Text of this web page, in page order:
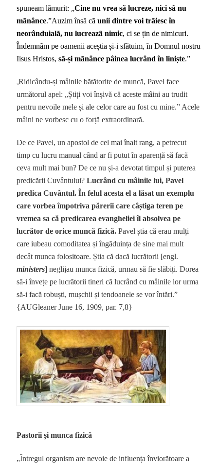
spuneam lãmurit: „Cine nu vrea sã lucreze, nici sã nu
mãnânce.”Auzim însã cãunii dintre voi trãiesc în
neorânduialã, nu lucreazã nimic, ci se țin de nimicuri.
Îndemnãm pe oamenii aceștia și-i sfãtuim, în Domnul nostru
Iisus Hristos,sã-și mãnânce pâinea lucrând în liniște.”
„Ridicându-și mâinile bătătorite de muncă, Pavel face
următorul apel: „Știți voi înșivă că aceste mâini au trudit
pentru nevoile mele și ale celor care au fost cu mine.” Acele
mâini ne vorbesc cu o forță extraordinară.
De ce Pavel, un apostol de cel mai înalt rang, a petrecut
timp cu lucru manual când ar fi putut în aparență să facă
ceva mult mai bun? De ce nu și-a devotat timpul și puterea
predicării Cuvântului?Lucrând cu mâinile lui, Pavel
predica Cuvântul. În felul acesta el a lăsat un exemplu
care vorbea împotriva părerii care câștiga teren pe
vremea sa că predicarea evangheliei îl absolvea pe
lucrător de orice muncă fizică.Pavel știa că erau mulți
care iubeau comoditatea și îngăduința de sine mai mult
decât munca folositoare. Știa că dacă lucrătorii [engl.
ministers] neglijau munca fizică, urmau să fie slăbiți. Dorea
să-i învețe pe lucrătorii tineri că lucrând cu mâinile lor urma
să-i facă robuști, mușchii și tendoanele se vor întări.”
{AUGleaner June 16, 1909, par. 7,8}
Pastorii și munca fizică
„Întregul organism are nevoie de influența înviorătoare a